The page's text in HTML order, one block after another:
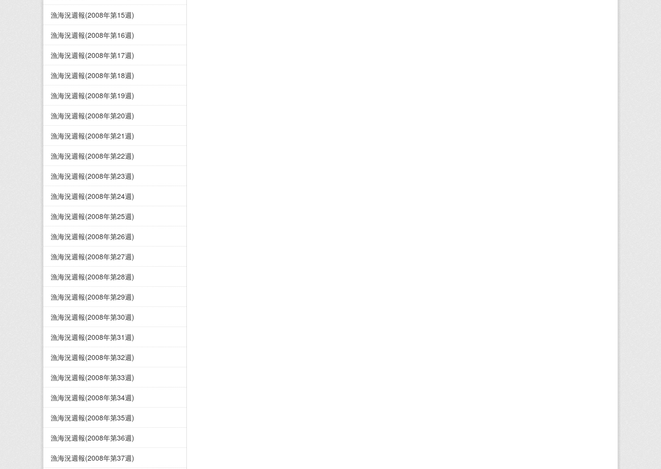
漁海況週報(2008年第15週)
漁海況週報(2008年第16週)
漁海況週報(2008年第17週)
漁海況週報(2008年第18週)
漁海況週報(2008年第19週)
漁海況週報(2008年第20週)
漁海況週報(2008年第21週)
漁海況週報(2008年第22週)
漁海況週報(2008年第23週)
漁海況週報(2008年第24週)
漁海況週報(2008年第25週)
漁海況週報(2008年第26週)
漁海況週報(2008年第27週)
漁海況週報(2008年第28週)
漁海況週報(2008年第29週)
漁海況週報(2008年第30週)
漁海況週報(2008年第31週)
漁海況週報(2008年第32週)
漁海況週報(2008年第33週)
漁海況週報(2008年第34週)
漁海況週報(2008年第35週)
漁海況週報(2008年第36週)
漁海況週報(2008年第37週)